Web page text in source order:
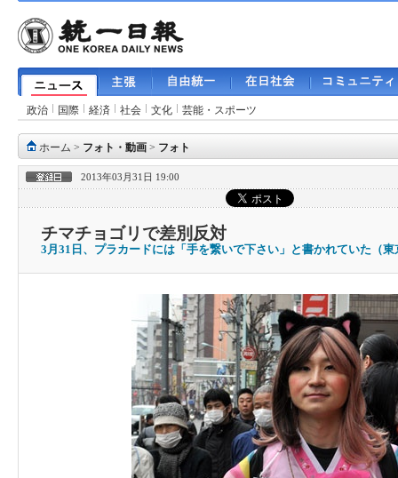
政治 国際 経済 社会 文化 芸能・スポーツ
ホーム > フォト・動画 > フォト
2013年03月31日 19:00
チマチョゴリで差別反対
3月31日、プラカードには「手を繋いで下さい」と書かれていた（